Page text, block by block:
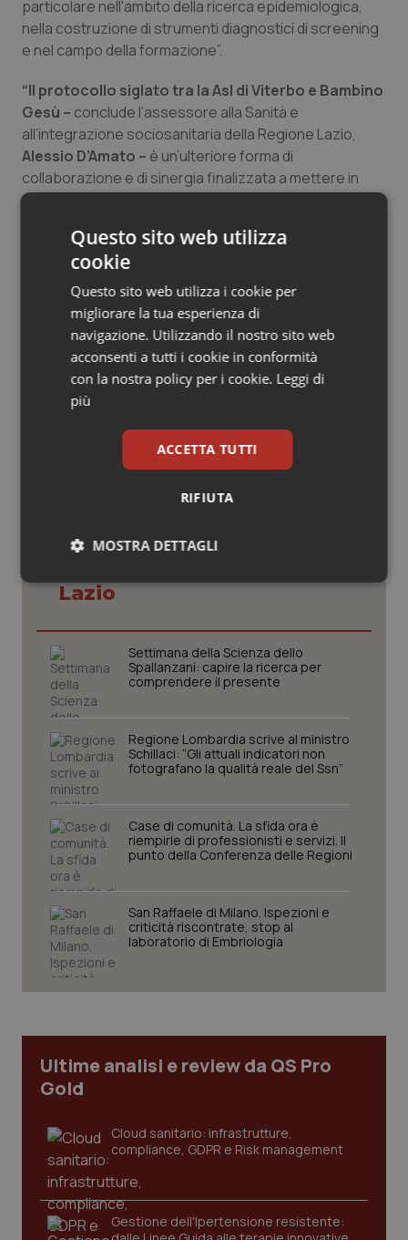
Salute orale & impianti
Tiroide
Tumore al seno
Tumori del Polmone & Testa Collo
Tumori gastrointestinali
Ulcera & Reflusso
Vaccini
particolare nell'ambito della ricerca epidemiologica,
nella costruzione di strumenti diagnostici di screening
e nel campo della formazione”.
“Il protocollo siglato tra la Asl di Viterbo e Bambino
Gesù – conclude l’assessore alla Sanità e
all’integrazione sociosanitaria della Regione Lazio,
Alessio D’Amato – è un’ulteriore forma di
collaborazione e di sinergia finalizzata a mettere in
campo azioni concrete ed efficaci di presa in carico di
specifico, questa collaborazione è ancora più
interessante e meritevole perché si rivolge alla
popolazione adolescente e giovanile, particolarmente
colpita, anche sotto il profilo psicologico
dall’emergenza Covid”.
25 Marzo 2022
© Riproduzione riservata
Lazio
Settimana della Scienza dello
Spallanzani: capire la ricerca per
comprendere il presente
Regione Lombardia scrive al ministro
Schillaci: “Gli attuali indicatori non
fotografano la qualità reale del Ssn”
Case di comunità. La sfida ora è
riempirle di professionisti e servizi. Il
punto della Conferenza delle Regioni
San Raffaele di Milano. Ispezioni e
criticità riscontrate, stop al
laboratorio di Embriologia
Ultime analisi e review da QS Pro
Gold
Cloud sanitario: infrastrutture,
compliance, GDPR e Risk management
Gestione dell'Ipertensione resistente:
Questo sito web utilizza
cookie
Questo sito web utilizza i cookie per
migliorare la tua esperienza di
navigazione. Utilizzando il nostro sito web
acconsenti a tutti i cookie in conformità
con la nostra policy per i cookie. Leggi di
più
ACCETTA TUTTI
RIFIUTA
MOSTRA DETTAGLI
Necessari Statistici Marketing
I cookie necessari contribuiscono a rendere fruibile il
sito web abilitandone funzionalità di base quali la
navigazione sulle pagine e l'accesso alle aree
protette del sito. Il sito web non è in grado di
funzionare correttamente senza questi cookie.
Nome
Fornitore /Dominio
VISITOR_PRIVACY_METADATA
YouTube
CookieScriptConsent
CookieScript